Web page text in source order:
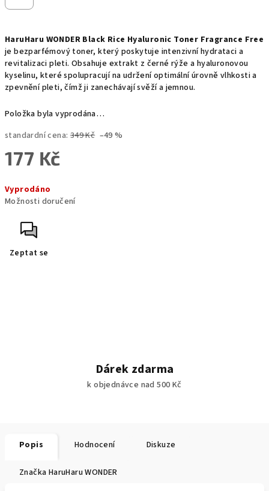
HaruHaru WONDER Black Rice Hyaluronic Toner Fragrance Free
je bezparfémový toner, který poskytuje intenzivní hydrataci a
revitalizaci pleti. Obsahuje extrakt z černé rýže a hyaluronovou
kyselinu, které spolupracují na udržení optimální úrovně vlhkosti a
zpevnění pleti, čímž ji zanechávají svěží a jemnou.
Položka byla vyprodána…
standardní cena: 349 Kč –49 %
177 Kč
cena:
Vyprodáno
Možnosti doručení
Zeptat se
Dárek zdarma
k objednávce nad 500 Kč
Popis Hodnocení Diskuze
Značka HaruHaru WONDER